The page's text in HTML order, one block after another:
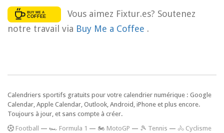
Vous aimez Fixtur.es? Soutenez
notre travail via Buy Me a Coffee .
Calendriers sportifs gratuits pour votre calendrier numérique : Google
Calendar, Apple Calendar, Outlook, Android, iPhone et plus encore.
Toujours à jour, et sans compte à créer.
Football — 🏎️ Formula 1 — 🏍 MotoGP — 🎾 Tennis — 🚴 Cyclisme